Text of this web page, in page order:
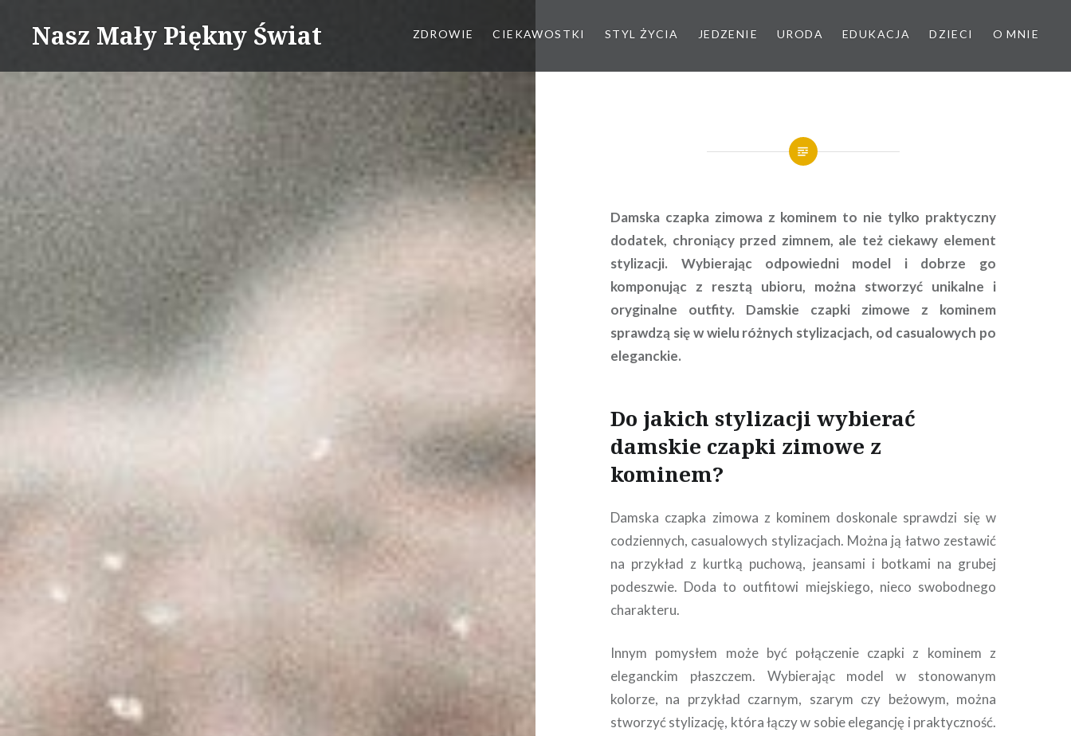
Nasz Mały Piękny Świat ZDROWIE CIEKAWOSTKI STYL ŻYCIA JEDZENIE URODA EDUKACJA DZIECI O MNIE
Damska czapka zimowa z kominem to nie tylko praktyczny
dodatek, chroniący przed zimnem, ale też ciekawy element
stylizacji. Wybierając odpowiedni model i dobrze go
komponując z resztą ubioru, można stworzyć unikalne i
oryginalne outfity. Damskie czapki zimowe z kominem
sprawdzą się w wielu różnych stylizacjach, od casualowych po
eleganckie.
Do jakich stylizacji wybierać
damskie czapki zimowe z
kominem?
Damska czapka zimowa z kominem doskonale sprawdzi się w
codziennych, casualowych stylizacjach. Można ją łatwo zestawić
na przykład z kurtką puchową, jeansami i botkami na grubej
podeszwie. Doda to outfitowi miejskiego, nieco swobodnego
charakteru.
Innym pomysłem może być połączenie czapki z kominem z
eleganckim płaszczem. Wybierając model w stonowanym
kolorze, na przykład czarnym, szarym czy beżowym, można
stworzyć stylizację, która łączy w sobie elegancję i praktyczność.